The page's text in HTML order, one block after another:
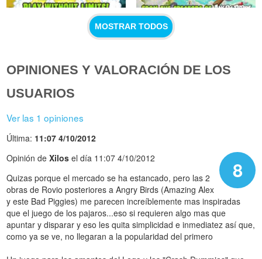
MOSTRAR TODOS
OPINIONES Y VALORACIÓN DE LOS
USUARIOS
Ver las 1 opiniones
Última: 11:07 4/10/2012
8
Opinión deXilos el día 11:07 4/10/2012
Quizas porque el mercado se ha estancado, pero las 2
obras de Rovio posteriores a Angry Birds (Amazing Alex
y este Bad Piggies) me parecen increíblemente mas inspiradas
que el juego de los pajaros...eso si requieren algo mas que
apuntar y disparar y eso les quita simplicidad e inmediatez así que,
como ya se ve, no llegaran a la popularidad del primero